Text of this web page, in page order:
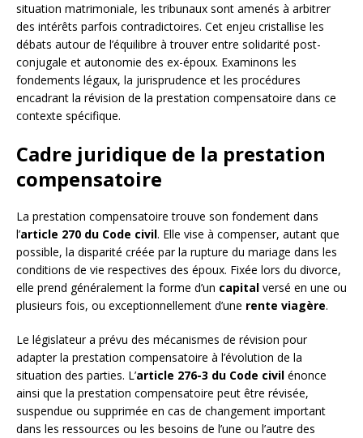
situation matrimoniale, les tribunaux sont amenés à arbitrer
des intérêts parfois contradictoires. Cet enjeu cristallise les
débats autour de l’équilibre à trouver entre solidarité post-
conjugale et autonomie des ex-époux. Examinons les
fondements légaux, la jurisprudence et les procédures
encadrant la révision de la prestation compensatoire dans ce
contexte spécifique.
Cadre juridique de la prestation
compensatoire
La prestation compensatoire trouve son fondement dans
l’article 270 du Code civil. Elle vise à compenser, autant que
possible, la disparité créée par la rupture du mariage dans les
conditions de vie respectives des époux. Fixée lors du divorce,
elle prend généralement la forme d’un capital versé en une ou
plusieurs fois, ou exceptionnellement d’une rente viagère.
Le législateur a prévu des mécanismes de révision pour
adapter la prestation compensatoire à l’évolution de la
situation des parties. L’article 276-3 du Code civil énonce
ainsi que la prestation compensatoire peut être révisée,
suspendue ou supprimée en cas de changement important
dans les ressources ou les besoins de l’une ou l’autre des